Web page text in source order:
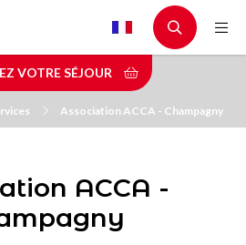
VOTRE SÉJOUR
Association ACCA - Champagny
ACCA -